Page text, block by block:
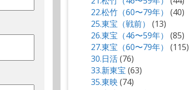
22.松竹（60〜79年）
(40)
25.東宝（戦前）
(13)
26.東宝（46〜59年）
(85)
27.東宝（60〜79年）
(115)
30.日活(76)
33.新東宝 (63)
35.東映 (74)